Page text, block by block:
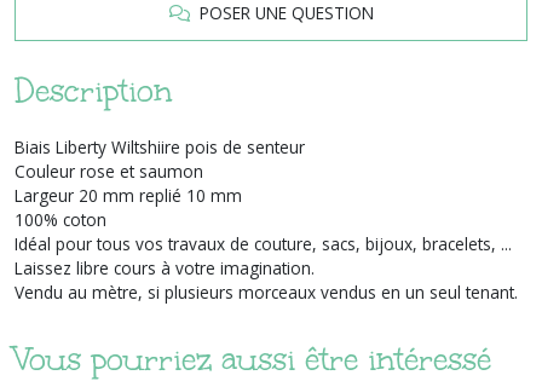
POSER UNE QUESTION
Description
Biais Liberty Wiltshiire pois de senteur
Couleur rose et saumon
Largeur 20 mm replié 10 mm
100% coton
Idéal pour tous vos travaux de couture, sacs, bijoux, bracelets, ...
Laissez libre cours à votre imagination.
Vendu au mètre, si plusieurs morceaux vendus en un seul tenant.
Vous pourriez aussi être intéressé